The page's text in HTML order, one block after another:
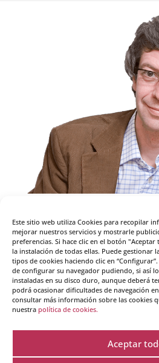
Este sitio web utiliza Cookies para recopilar
mejorar nuestros servicios y mostrarle
preferencias. Si hace clic en el botón
la instalación de todas ellas. Puede gestionar
tipos de cookies haciendo clic en
de configurar su navegador pudiendo, si así
instaladas en su disco duro, aunque deberá
podrá ocasionar dificultades de navegación
consultar más información sobre las cookies
nuestra política de cookies.
Aceptar
Nuestro formador José
José Luis es Trainer Certificado
American Union of NLP,
Master of Science in
Birkbeck College de la
Concluida su educación
durante más de 18 años